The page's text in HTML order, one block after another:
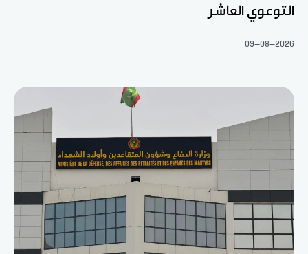
التوعوي العاشر
09-08-2026